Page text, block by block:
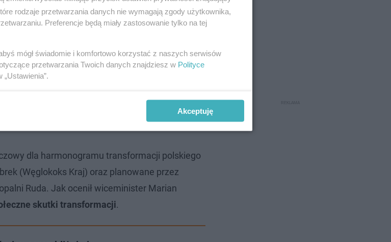
ale wszystkich zatrudnionych w
Węglowy i Węglokoks Kraj.
Z odpraw
, a w przyszłości również Bogdanki. To duża
m.in. na pracowników administracji i
dla harmonogramu transformacji polskiego
(Węglokoks Kraj) oraz planowane przez
Ruda. Jak ocenił wiceminister Marian
skutki transformacji.
rodzaje przetwarzania danych nie wymagają zgody użytkownika,
Preferencje będą miały zastosowanie tylko na tej
mógł świadomie i komfortowo korzystać z naszych serwisów
przetwarzania Twoich danych znajdziesz w Polityce
Akceptuję